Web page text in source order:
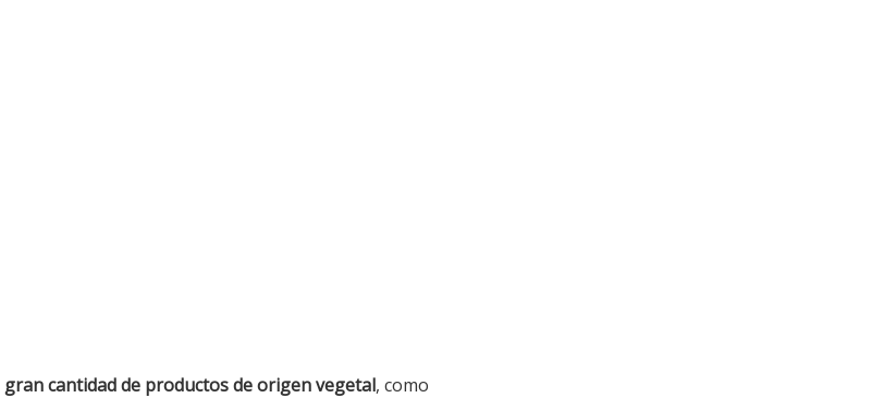
gran cantidad de productos de origen vegetal, como